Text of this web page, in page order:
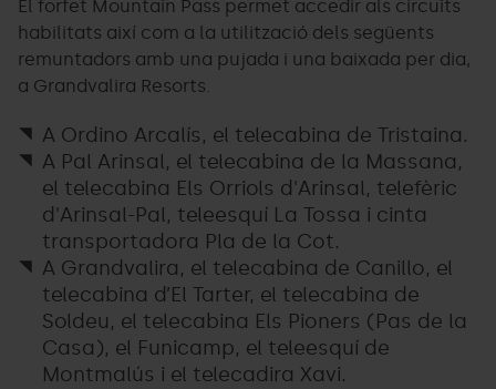
El forfet Mountain Pass permet accedir als circuits
habilitats així com a la utilització dels següents
remuntadors amb una pujada i una baixada per dia,
a Grandvalira Resorts.
A Ordino Arcalís, el telecabina de Tristaina.
A Pal Arinsal, el telecabina de la Massana,
el telecabina Els Orriols d'Arinsal, telefèric
d'Arinsal-Pal, teleesquí La Tossa i cinta
transportadora Pla de la Cot.
A Grandvalira, el telecabina de Canillo, el
telecabina d’El Tarter, el telecabina de
Soldeu, el telecabina Els Pioners (Pas de la
Casa), el Funicamp, el teleesquí de
Montmalús i el telecadira Xavi.